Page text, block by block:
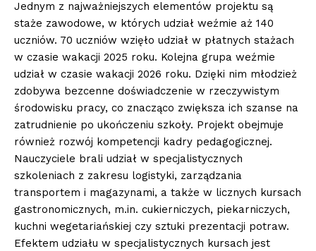
Jednym z najważniejszych elementów projektu są
staże zawodowe, w których udział weźmie aż 140
uczniów. 70 uczniów wzięło udział w płatnych stażach
w czasie wakacji 2025 roku. Kolejna grupa weźmie
udział w czasie wakacji 2026 roku. Dzięki nim młodzież
zdobywa bezcenne doświadczenie w rzeczywistym
środowisku pracy, co znacząco zwiększa ich szanse na
zatrudnienie po ukończeniu szkoły. Projekt obejmuje
również rozwój kompetencji kadry pedagogicznej.
Nauczyciele brali udział w specjalistycznych
szkoleniach z zakresu logistyki, zarządzania
transportem i magazynami, a także w licznych kursach
gastronomicznych, m.in. cukierniczych, piekarniczych,
kuchni wegetariańskiej czy sztuki prezentacji potraw.
Efektem udziału w specjalistycznych kursach jest